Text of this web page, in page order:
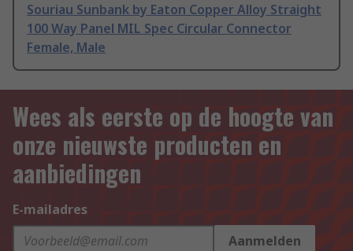
Souriau Sunbank by Eaton Copper Alloy Straight
100 Way Panel MIL Spec Circular Connector
Female, Male
Wees als eerste op de hoogte van
onze nieuwste producten en
aanbiedingen
E-mailadres
Aanmelden